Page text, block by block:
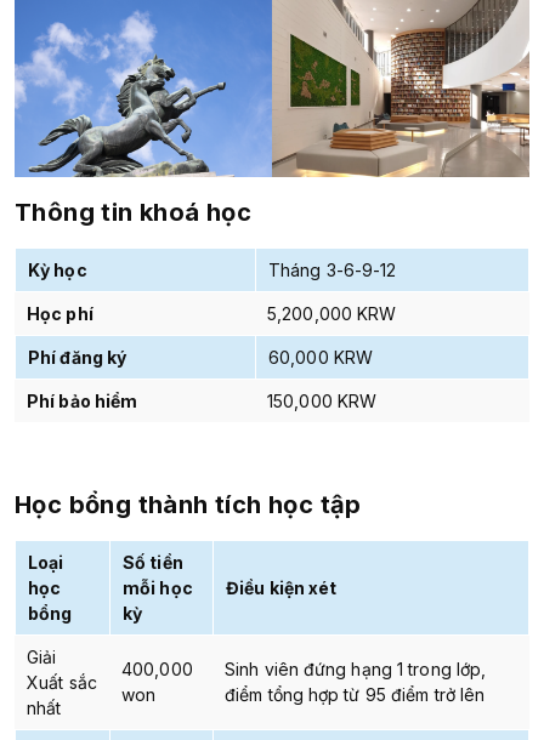
Thông tin khoá học
Kỳ học Tháng 3-6-9-12
Học phí 5,200,000 KRW
Phí đăng ký 60,000 KRW
Phí bảo hiểm 150,000 KRW
Học bổng thành tích học tập
Loại
học
bổng
Số tiền
mỗi học
kỳ
Điều kiện xét
Giải
Xuất sắc
nhất
400,000
won
Sinh viên đứng hạng 1 trong lớp,
điểm tổng hợp từ 95 điểm trở lên